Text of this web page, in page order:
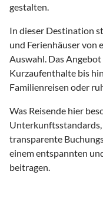
gestalten.
In dieser Destination
und Ferienhäuser von
Auswahl. Das
Kurzaufenthalte bis
Familienreisen oder
Was Reisende hier
transparente
einem entspannten
beitragen.